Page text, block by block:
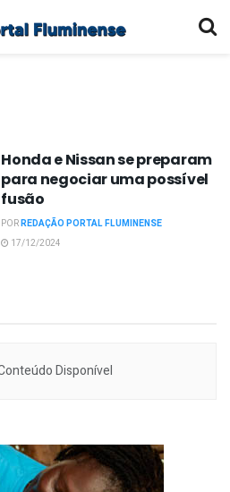
Honda e Nissan se preparam
para negociar uma possível
fusão
PORREDAÇÃO PORTAL FLUMINENSE
17/12/2024
Disponível